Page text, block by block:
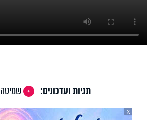
תגיות ועדכונים:
שמיטה
X